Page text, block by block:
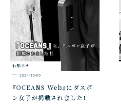
お知らせ
2024-10-09
『OCEANS Web』にダスポ
ン女子が掲載されました！